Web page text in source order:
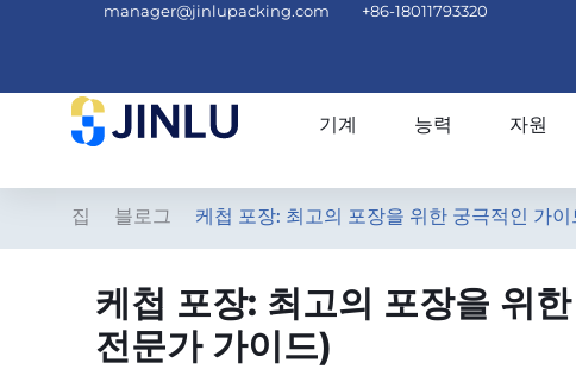
manager@jinlupacking.com +86-18011793320
기계 능력 자원
집 블로그 케첩 포장: 최고의 포장을 위한 궁극적인 가
케첩 포장: 최고의 포장을 위
전문가 가이드)